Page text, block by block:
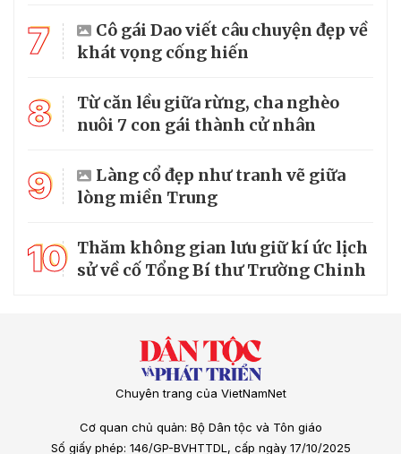
7
Cô gái Dao viết câu chuyện đẹp về
khát vọng cống hiến
8
Từ căn lều giữa rừng, cha nghèo
nuôi 7 con gái thành cử nhân
9
Làng cổ đẹp như tranh vẽ giữa
lòng miền Trung
10 Thăm không gian lưu giữ kí ức lịch
sử về cố Tổng Bí thư Trường Chinh
Chuyên trang của VietNamNet
Cơ quan chủ quản: Bộ Dân tộc và Tôn giáo
Số giấy phép: 146/GP-BVHTTDL, cấp ngày 17/10/2025